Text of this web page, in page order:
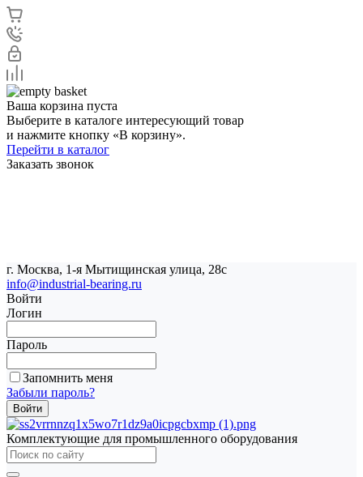
Ваша корзина пуста
Выберите в каталоге интересующий товар
и нажмите кнопку «В корзину».
Перейти в каталог
Заказать звонок
г. Москва, 1-я Мытищинская улица, 28с
info@industrial-bearing.ru
Войти
Логин
Пароль
Запомнить меня
Забыли пароль?
Комплектующие для промышленного оборудования